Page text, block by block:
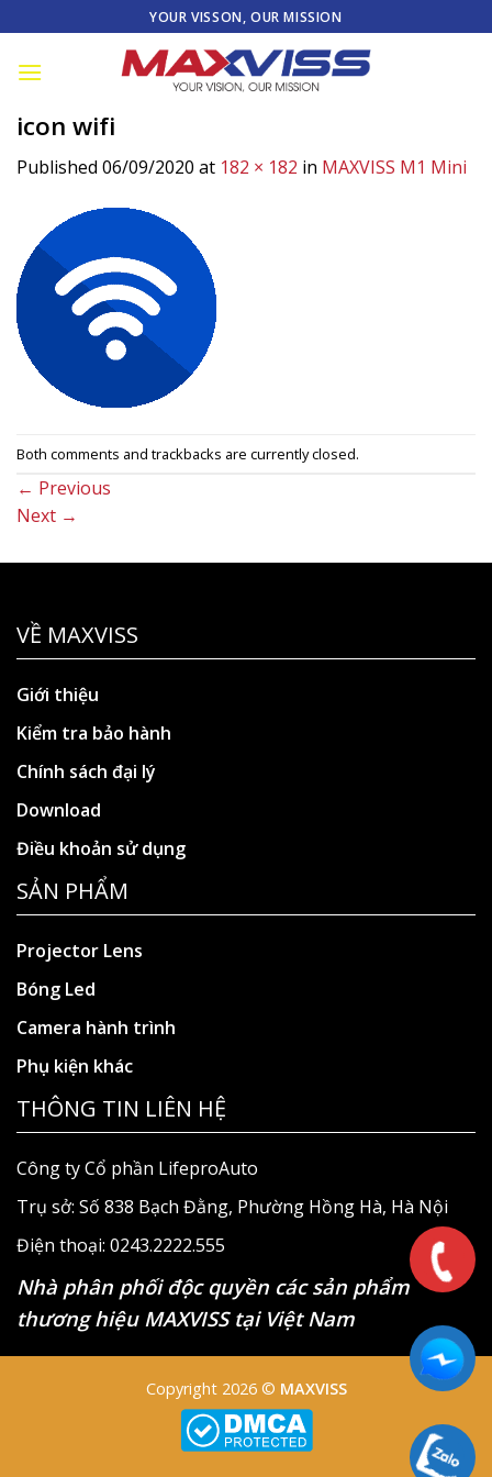
to
content
YOUR VISSON, OUR MISSION
icon wifi
Published 06/09/2020 at 182 × 182 in MAXVISS M1 Mini
Both comments and trackbacks are currently closed.
← Previous
Next →
VỀ MAXVISS
Giới thiệu
Kiểm tra bảo hành
Chính sách đại lý
Download
Điều khoản sử dụng
SẢN PHẨM
Projector Lens
Bóng Led
Camera hành trình
Phụ kiện khác
THÔNG TIN LIÊN HỆ
Công ty Cổ phần LifeproAuto
Trụ sở: Số 838 Bạch Đằng, Phường Hồng Hà, Hà Nội
Điện thoại: 0243.2222.555
Nhà phân phối độc quyền các sản phẩm
thương hiệu MAXVISS tại Việt Nam
Copyright 2026 © MAXVISS